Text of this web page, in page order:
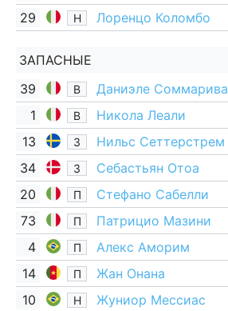
29 Н Лоренцо Коломбо
ЗАПАСНЫЕ
39
В
Даниэле Соммарива
1
В
Никола Леали
13
З
Нильс Сеттерстрем
34
З
Себастьян Отоа
20
П
Стефано Сабелли
73
П Патрицио Мазини
4 П
Алекс Аморим
14
П
Жан Онана
10
Н Жуниор Мессиас